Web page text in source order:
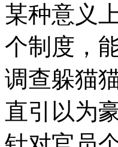
某种意义
个制度，
调查躲猫
直引以为